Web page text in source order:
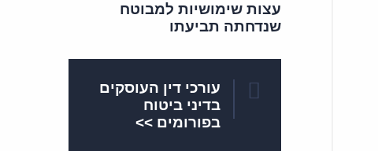
עצות שימושיות למבוטח
שנדחתה תביעתו
עורכי דין העוסקים
בדיני ביטוח
בפורומים >>